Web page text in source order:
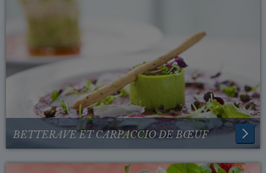
BETTERAVE ET CARPACCIO DE BŒUF